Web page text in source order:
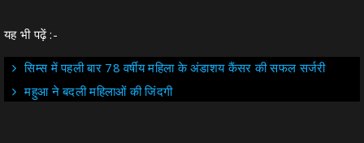
यह भी पढ़ें :-
सिम्स में पहली बार 78 वर्षीय महिला के अंडाशय कैंसर की सफल सर्जरी
महुआ ने बदली महिलाओं की जिंदगी